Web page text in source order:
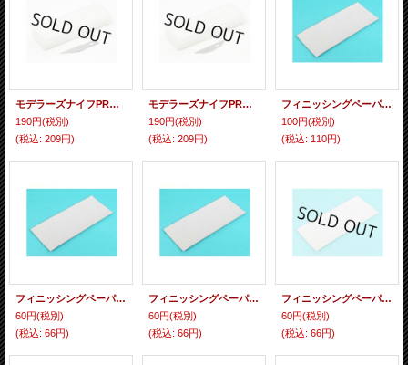
モデラーズナイフPRO 替刃(直線刃)5枚
190円(税別)
(税込: 209円)
モデラーズナイフPRO 替刃(曲線刃)3枚
190円(税別)
(税込: 209円)
フィニッシングペーパー(荒目セット)
100円(税別)
(税込: 110円)
フィニッシングペーパー P180番
60円(税別)
(税込: 66円)
フィニッシングペーパー P240番
60円(税別)
(税込: 66円)
フィニッシングペーパー P320番
60円(税別)
(税込: 66円)